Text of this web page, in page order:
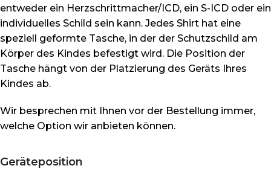
entweder ein Herzschrittmacher/ICD, ein S-ICD oder ein
individuelles Schild sein kann. Jedes Shirt hat eine
speziell geformte Tasche, in der der Schutzschild am
Körper des Kindes befestigt wird. Die Position der
Tasche hängt von der Platzierung des Geräts Ihres
Kindes ab.
Wir besprechen mit Ihnen vor der Bestellung immer,
welche Option wir anbieten können.
Geräteposition